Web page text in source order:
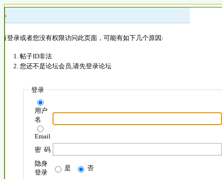
»
登录或者您没有权限访问此页面，可能有如下几个原因:
帖子ID非法
您还不是论坛会员,请先登录论坛
登录
用户
名
Email
密 码
隐身
登录
是 否